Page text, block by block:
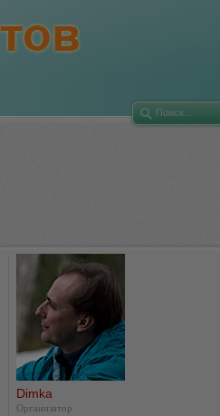
Dimka
Oрганизатор